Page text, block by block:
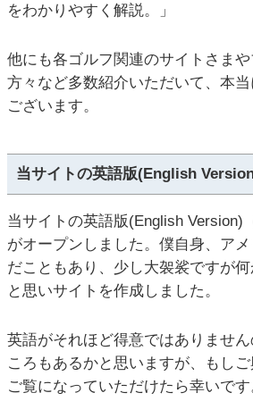
をわかりやすく解説。」
他にも各ゴルフ関連のサイトさま
方々など多数紹介いただいて、本
ございます。
当サイトの英語版(English
当サイトの英語版(English Version)
がオープンしました。僕自身、ア
だこともあり、少し大袈裟ですが
と思いサイトを作成しました。
英語がそれほど得意ではありませ
ころもあるかと思いますが、もし
ご覧になっていただけたら幸いです